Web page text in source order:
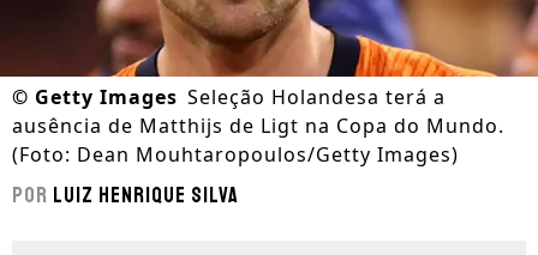
© Getty Images Seleção Holandesa terá a
ausência de Matthijs de Ligt na Copa do Mundo.
(Foto: Dean Mouhtaropoulos/Getty Images)
Por Luiz Henrique Silva